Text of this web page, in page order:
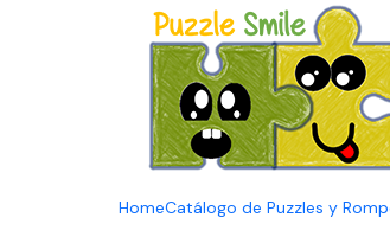
HomeCatálogo de Puzzles y
Catálogo de Puzzles y Rompecabezas